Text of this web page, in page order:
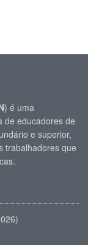
) é uma
de educadores de
e superior,
trabalhadores que